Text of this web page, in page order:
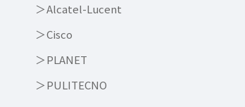
Alcatel-Lucent
Cisco
PLANET
PULITECNO